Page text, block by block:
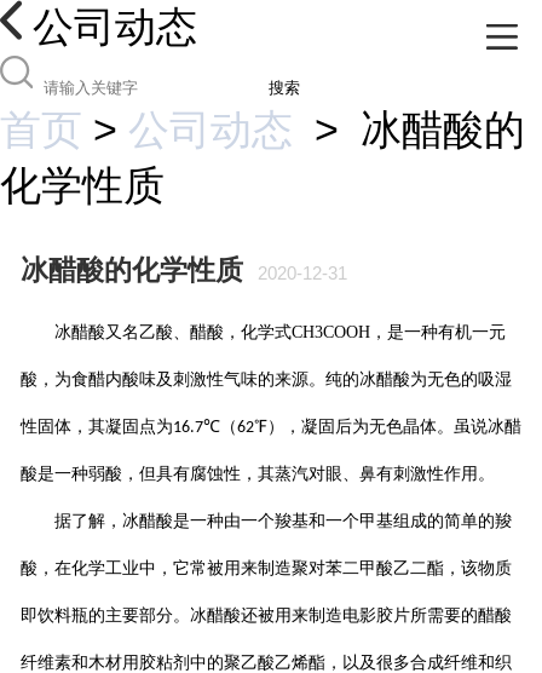
公司动态
搜索
首页 > 公司动态 > 冰醋酸的
化学性质
冰醋酸的化学性质 2020-12-31
冰醋酸又名乙酸、醋酸，化学式CH3COOH，是一种有机一元
酸，为食醋内酸味及刺激性气味的来源。纯的冰醋酸为无色的吸湿
性固体，其凝固点为16.7℃（62℉），凝固后为无色晶体。虽说冰醋
酸是一种弱酸，但具有腐蚀性，其蒸汽对眼、鼻有刺激性作用。
据了解，冰醋酸是一种由一个羧基和一个甲基组成的简单的羧
酸，在化学工业中，它常被用来制造聚对苯二甲酸乙二酯，该物质
即饮料瓶的主要部分。冰醋酸还被用来制造电影胶片所需要的醋酸
纤维素和木材用胶粘剂中的聚乙酸乙烯酯，以及很多合成纤维和织